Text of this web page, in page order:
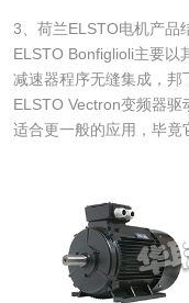
3、荷兰ELSTO电机产品
ELSTO Bonfiglioli主要以
减速器程序无缝集成，邦
ELSTO Vectron变频器驱
适合更一般的应用，毕竟